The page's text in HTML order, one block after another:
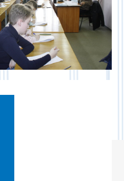
И КУЛЬТУРЫ
И МЕНЕДЖМЕНТА
ФАКУЛЬТЕТ